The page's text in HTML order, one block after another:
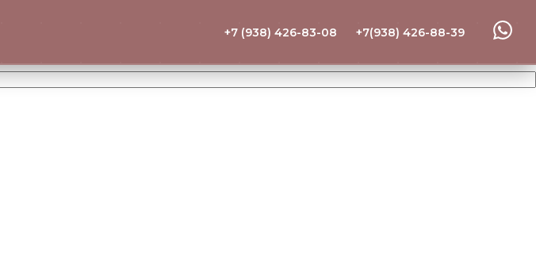
+7 (938) 426-83-08 +7(938) 426-88-39